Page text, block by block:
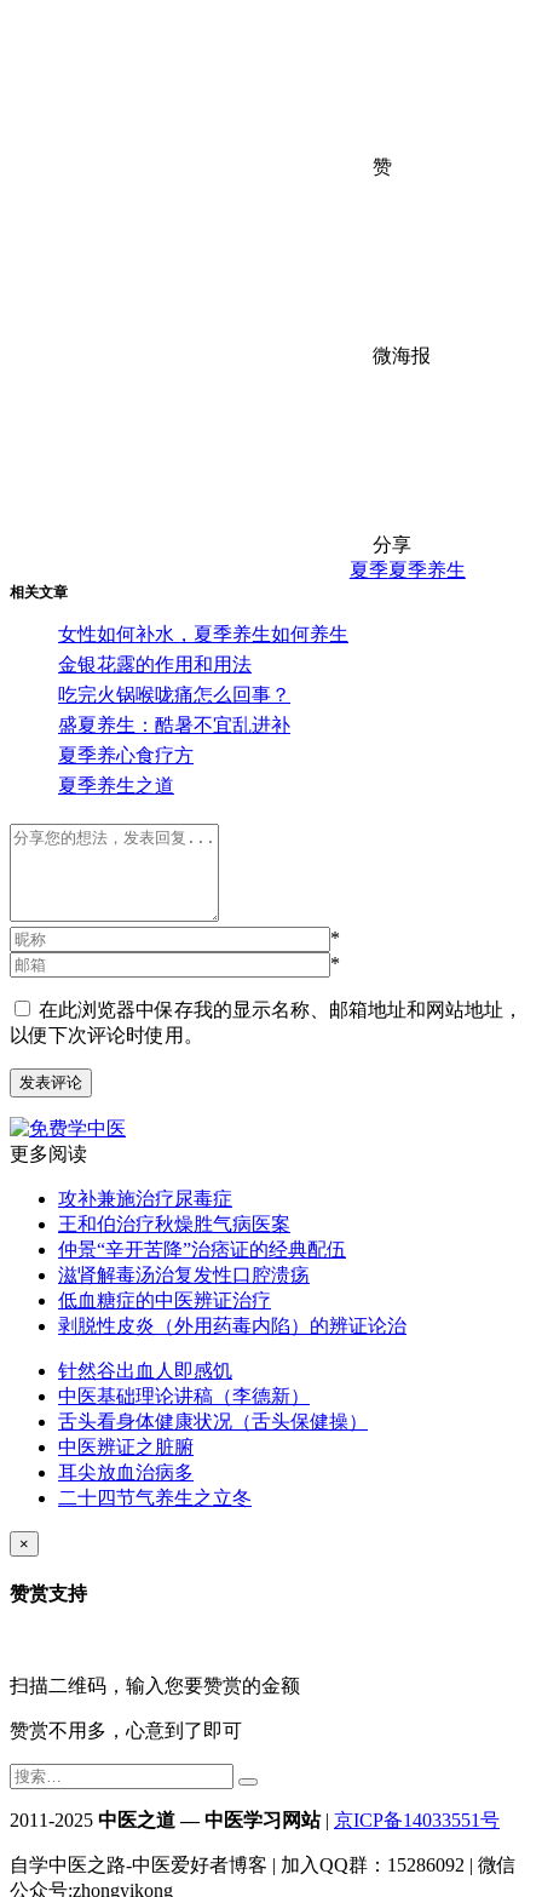
赞
微海报
分享
相关文章
女性如何补水，夏季养生如何养生
金银花露的作用和用法
吃完火锅喉咙痛怎么回事？
盛夏养生：酷暑不宜乱进补
夏季养心食疗方
夏季养生之道
夏季夏季养生
*
*
在此浏览器中保存我的显示名称、邮箱地址和网站地址，
以便下次评论时使用。
更多阅读
攻补兼施治疗尿毒症
王和伯治疗秋燥胜气病医案
仲景“辛开苦降”治痞证的经典配伍
滋肾解毒汤治复发性口腔溃疡
低血糖症的中医辨证治疗
剥脱性皮炎（外用药毒内陷）的辨证论治
针然谷出血人即感饥
中医基础理论讲稿（李德新）
舌头看身体健康状况（舌头保健操）
中医辨证之脏腑
耳尖放血治病多
二十四节气养生之立冬
×
赞赏支持
扫描二维码，输入您要赞赏的金额
赞赏不用多，心意到了即可
2011-2025 中医之道 — 中医学习网站| 京ICP备14033551号
自学中医之路-中医爱好者博客 | 加入QQ群：15286092 | 微信
公众号:zhongyikong